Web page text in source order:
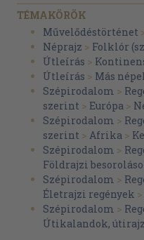
Kilencedik este
Tizedik este
Tizenegyedik este
Tizenkettedik este
Tizenharmadik este
Tizennegyedik este
Tizenötödik este
Tizenhatodik este
Tizenhetedik este
Tizennyolcadik este
Tizenkilencedik este
TÉMAKÖRÖK
Művelődéstörténet
Néprajz > Folklór
Útleírás >
Útleírás > Más
Szépirodalom >
szerint > Európa >
Szépirodalom >
szerint > Afrika >
Szépirodalom >
Földrajzi
Szépirodalom >
Életrajzi regények >
Szépirodalom >
Útikalandok,